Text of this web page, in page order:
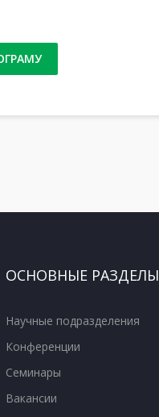
ОСНОВНЫЕ РАЗДЕЛЫ
Научные подразделения
Конференции
Семинары
Вакансии